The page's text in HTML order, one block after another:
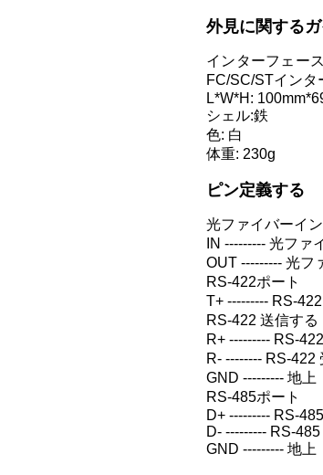
外見に関する
インターフェー
FC/SC/STインタ
L*W*H:
シェル:鉄
色: 白
体重: 230g
ピン定義する
光ファイバーイ
IN --------- 光ファ
OUT --------- 光フ
RS-422ポート
T+ --------- RS-
RS-422 送信する
R+ --------- RS-
R- -------- RS-422
GND --------- 地上
RS-485ポート
D+ --------- RS-
D- --------- RS-485
GND --------- 地上